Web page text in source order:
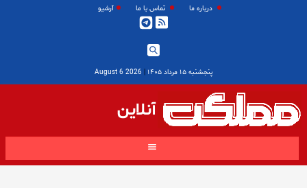
درباره ما تماس با ما آرشیو
پنجشنبه ۱۵ مرداد ۱۴۰۵ |
2026 August 6
آنلاین